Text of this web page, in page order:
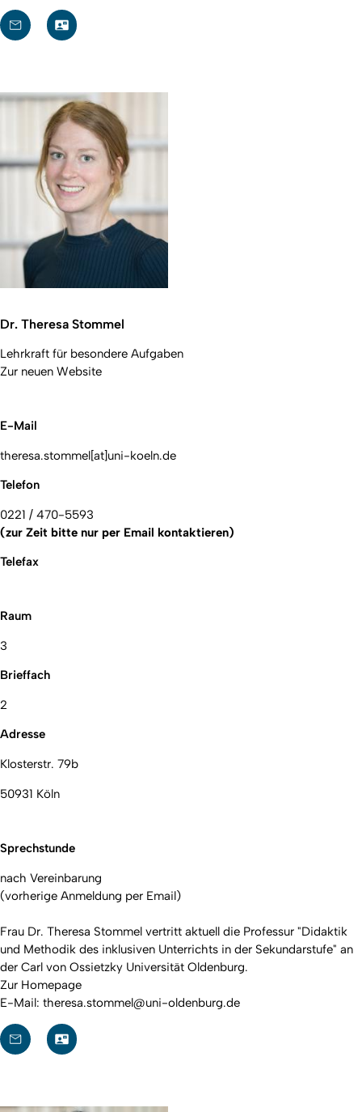
Dr. Theresa Stommel
Lehrkraft für besondere Aufgaben
Zur neuen Website
E-Mail
theresa.stommel[at]uni-koeln.de
Telefon
0221 / 470-5593
(zur Zeit bitte nur per Email kontaktieren)
Telefax
Raum
3
Brieffach
2
Adresse
Klosterstr. 79b
50931 Köln
Sprechstunde
nach Vereinbarung
(vorherige Anmeldung per Email)
Frau Dr. Theresa Stommel vertritt aktuell die Professur "Didaktik
und Methodik des inklusiven Unterrichts in der Sekundarstufe" an
der Carl von Ossietzky Universität Oldenburg.
Zur Homepage
E-Mail: theresa.stommel@uni-oldenburg.de